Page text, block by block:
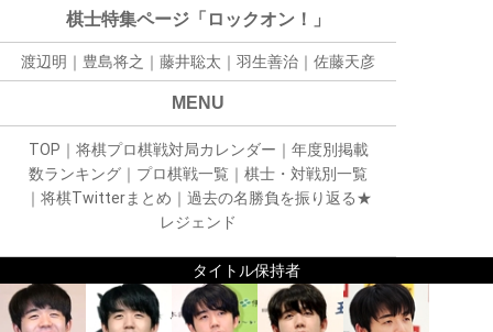
棋士特集ページ「ロックオン！」
渡辺明｜ 豊島将之 ｜ 藤井聡太 ｜ 羽生善治 ｜ 佐藤天彦
MENU
TOP ｜ 将棋プロ棋戦対局カレンダー ｜ 年度別掲載
数ランキング ｜ プロ棋戦一覧 ｜ 棋士・対戦別一覧
｜ 将棋Twitterまとめ ｜ 過去の名勝負を振り返る★
レジェンド
タイトル保持者